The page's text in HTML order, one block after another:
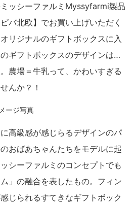
ッシーファルミMyssyfarmi製品
バ北欧】でお買い上げいただく
リジナルのギフトボックスに入
ギフトボックスのデザインは…
農場＝牛乳って、かわいすぎる
んか？！
高級感が感じらるデザインのパ
おばあちゃんたちをモデルに起
シーファルミのコンセプトでも
」の融合を表したもの。フィン
じられるすてきなギフトボック